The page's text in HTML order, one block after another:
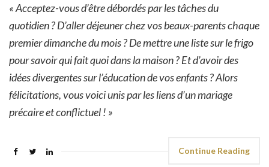
« Acceptez-vous d’être débordés par les tâches du
quotidien ? D’aller déjeuner chez vos beaux-parents chaque
premier dimanche du mois ? De mettre une liste sur le frigo
pour savoir qui fait quoi dans la maison ? Et d’avoir des
idées divergentes sur l’éducation de vos enfants ? Alors
félicitations, vous voici unis par les liens d’un mariage
précaire et conflictuel ! »
Continue Reading